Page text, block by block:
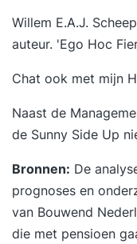
Willem E.A.J.
auteur. 'Ego Hoc
Chat ook met mijn
Naast de
de Sunny Side Up
Bronnen: De
prognoses en
van Bouwend
die met pensioen